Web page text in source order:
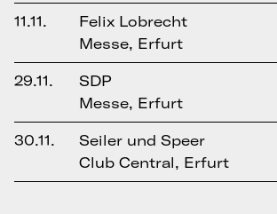
11.11.
Felix Lobrecht
Messe, Erfurt
29.11.
SDP
Messe, Erfurt
30.11.
Seiler und Speer
Club Central, Erfurt